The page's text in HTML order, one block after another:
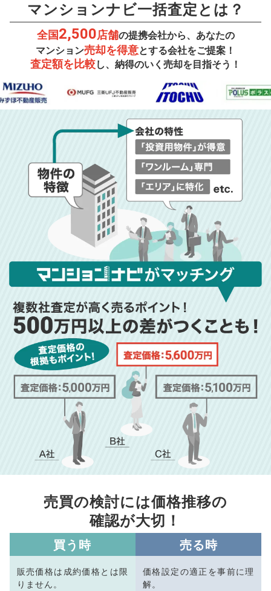
マンションナビ一括査定とは？
全国2,500店舗の提携会社から、あなたの
マンション売却を得意とする会社をご提案！
査定額を比較し、納得のいく売却を目指そう！
売買の検討には価格推移の
確認が大切！
買う時
販売価格は成約価格とは限
りません。
売る時
価格設定の適正を事前に理
解。